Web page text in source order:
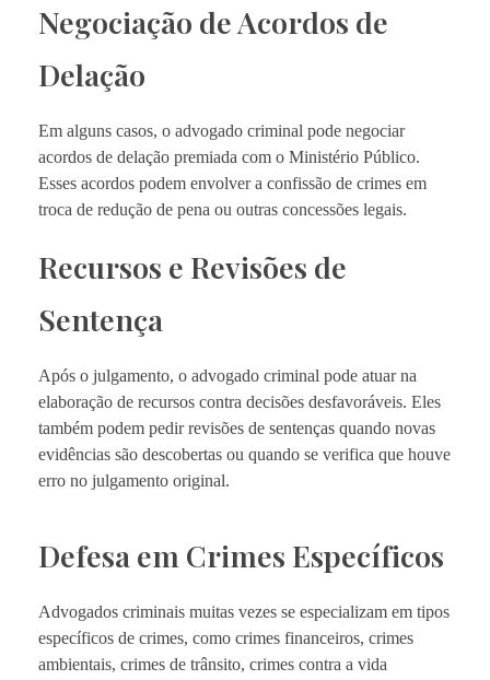
Negociação de Acordos de
Delação
Em alguns casos, o advogado criminal pode negociar
acordos de delação premiada com o Ministério Público.
Esses acordos podem envolver a confissão de crimes em
troca de redução de pena ou outras concessões legais.
Recursos e Revisões de
Sentença
Após o julgamento, o advogado criminal pode atuar na
elaboração de recursos contra decisões desfavoráveis. Eles
também podem pedir revisões de sentenças quando novas
evidências são descobertas ou quando se verifica que houve
erro no julgamento original.
Defesa em Crimes Específicos
Advogados criminais muitas vezes se especializam em tipos
específicos de crimes, como crimes financeiros, crimes
ambientais, crimes de trânsito, crimes contra a vida